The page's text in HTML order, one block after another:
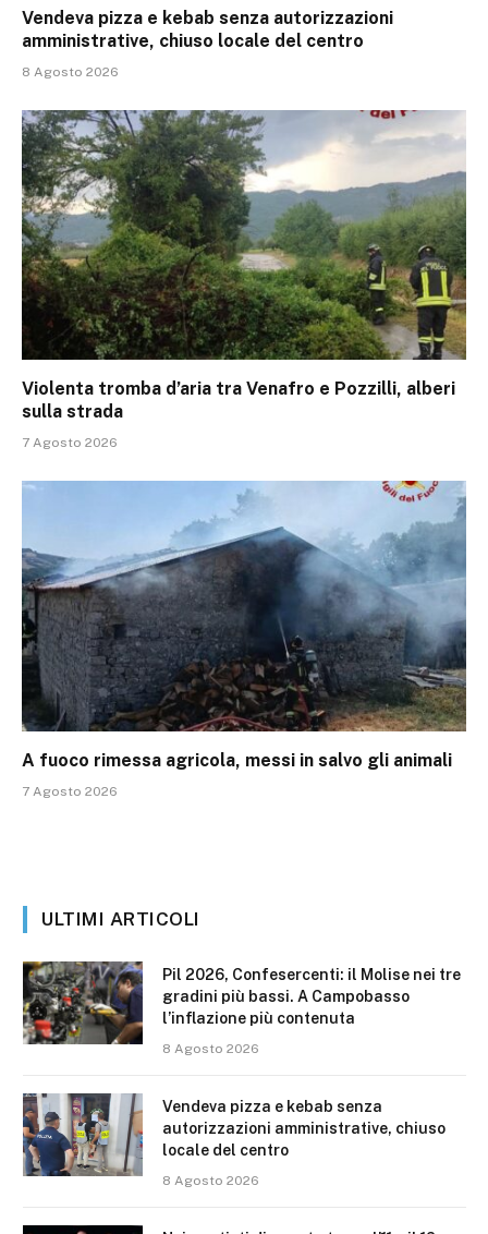
Vendeva pizza e kebab senza autorizzazioni
amministrative, chiuso locale del centro
8 Agosto 2026
Violenta tromba d’aria tra Venafro e Pozzilli, alberi
sulla strada
7 Agosto 2026
A fuoco rimessa agricola, messi in salvo gli animali
7 Agosto 2026
ULTIMI ARTICOLI
Pil 2026, Confesercenti: il Molise nei tre
gradini più bassi. A Campobasso
l’inflazione più contenuta
8 Agosto 2026
Vendeva pizza e kebab senza
autorizzazioni amministrative, chiuso
locale del centro
8 Agosto 2026